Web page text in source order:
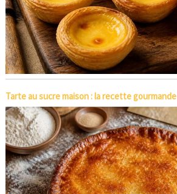
Tarte au sucre maison : la recette gourmande